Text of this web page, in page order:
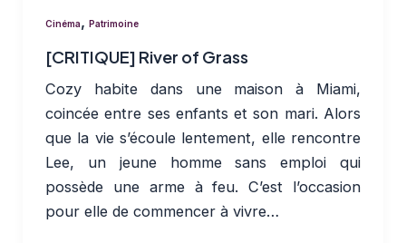
Cinéma, Patrimoine
[CRITIQUE] River of Grass
Cozy habite dans une maison à Miami,
coincée entre ses enfants et son mari. Alors
que la vie s’écoule lentement, elle rencontre
Lee, un jeune homme sans emploi qui
possède une arme à feu. C’est l’occasion
pour elle de commencer à vivre…